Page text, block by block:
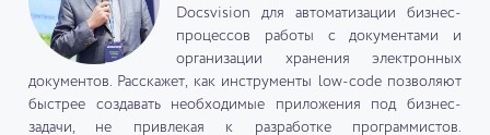
Docsvision для автоматизации бизнес-
процессов работы с документами и
организации хранения электронных
документов. Расскажет, как инструменты low-code позволяют
быстрее создавать необходимые приложения под бизнес-
задачи, не привлекая к разработке программистов.